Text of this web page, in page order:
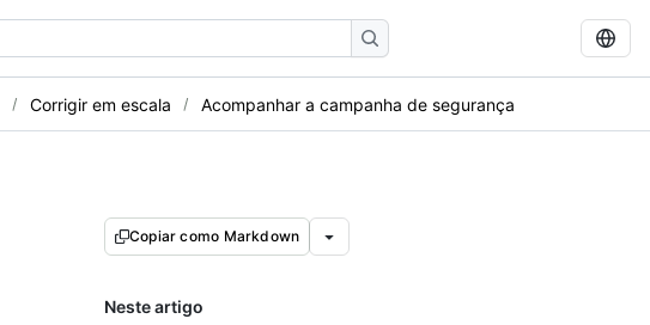
Corrigir em escala Acompanhar a campanha de segurança
Copiar como Markdown
Neste artigo